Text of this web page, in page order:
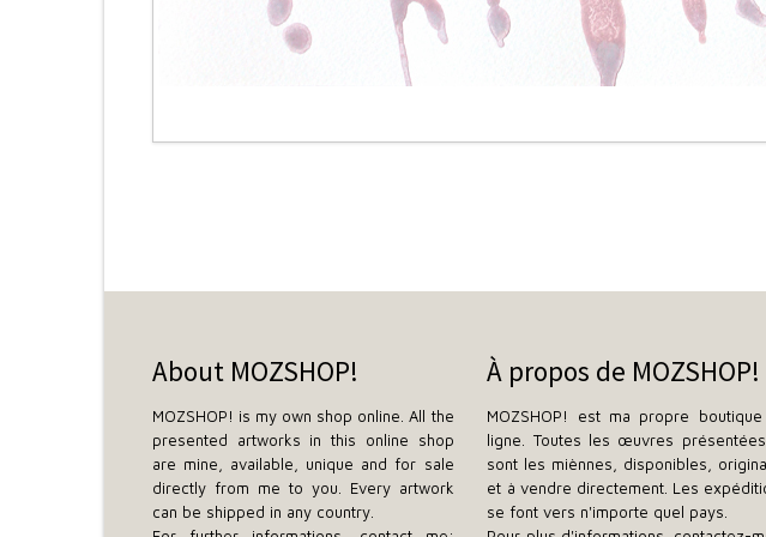
About MOZSHOP!
MOZSHOP! is my own shop online. All the
presented artworks in this online shop
are mine, available, unique and for sale
directly from me to you. Every artwork
can be shipped in any country.
À propos de MOZSHOP!
MOZSHOP! est ma propre
ligne. Toutes les œuvres
sont les miènnes, disponibles,
et à vendre directement. Les
se font vers n'importe quel pays.